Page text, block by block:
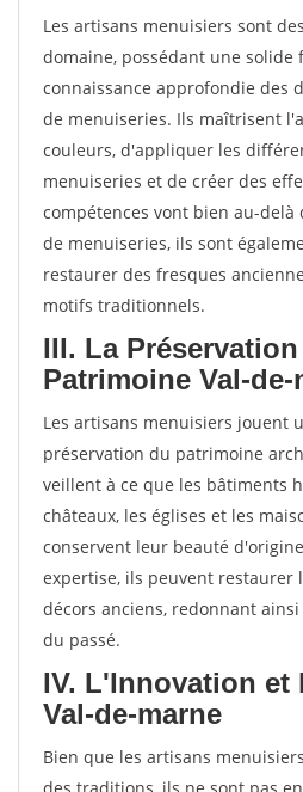
Les artisans menuisiers sont
domaine, possédant une solide
connaissance approfondie des
de menuiseries. Ils maîtrisent
couleurs, d'appliquer les
menuiseries et de créer des
compétences vont bien au-
de menuiseries, ils sont
restaurer des fresques
motifs traditionnels.
III. La
Patrimoine Val-de-
Les artisans menuisiers jouent
préservation du patrimoine
veillent à ce que les bâtiments
châteaux, les églises et les
conservent leur beauté
expertise, ils peuvent restaurer
décors anciens, redonnant
du passé.
IV. L'Innovation et
Val-de-marne
Bien que les artisans